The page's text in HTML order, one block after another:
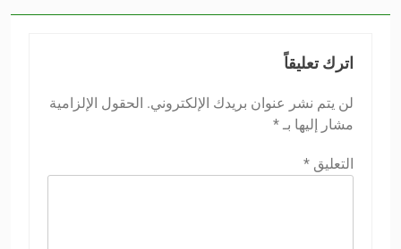
اترك تعليقاً
لن يتم نشر عنوان بريدك الإلكتروني. الحقول الإلزامية
مشار إليها بـ *
التعليق *